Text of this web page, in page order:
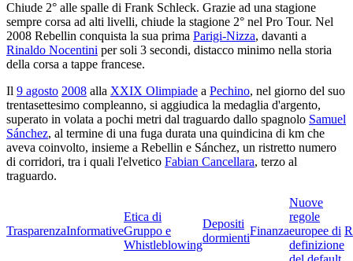
Chiude 2° alle spalle di Frank Schleck. Grazie ad una stagione
sempre corsa ad alti livelli, chiude la stagione 2° nel Pro Tour. Nel
2008 Rebellin conquista la sua prima Parigi-Nizza, davanti a
Rinaldo Nocentini per soli 3 secondi, distacco minimo nella storia
della corsa a tappe francese.
Il 9 agosto 2008 alla XXIX Olimpiade a Pechino, nel giorno del suo
trentasettesimo compleanno, si aggiudica la medaglia d'argento,
superato in volata a pochi metri dal traguardo dallo spagnolo Samuel
Sánchez, al termine di una fuga durata una quindicina di km che
aveva coinvolto, insieme a Rebellin e Sánchez, un ristretto numero
di corridori, tra i quali l'elvetico Fabian Cancellara, terzo al
traguardo.
TrasparenzaInformative
Etica di
Gruppo e
Whistleblowing
Depositi
dormienti
Finanza
Nuove
regole
europee di
definizione